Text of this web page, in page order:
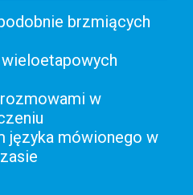
brzmiących
w
języka mówionego w